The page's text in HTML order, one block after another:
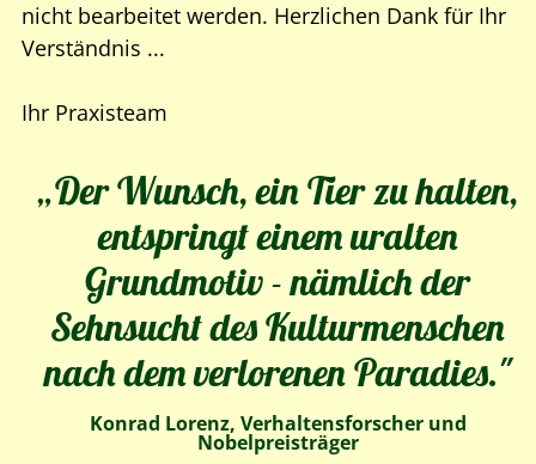
nicht bearbeitet werden. Herzlichen Dank für Ihr
Verständnis ...
Ihr Praxisteam
„Der Wunsch, ein Tier zu halten,
entspringt einem uralten
Grundmotiv - nämlich der
Sehnsucht des Kulturmenschen
nach dem verlorenen Paradies."
Konrad Lorenz, Verhaltensforscher und
Nobelpreisträger